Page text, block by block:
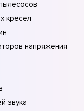
кресел
напряжения
звука